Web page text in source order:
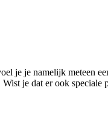
je je namelijk meteen
je dat er ook speciale